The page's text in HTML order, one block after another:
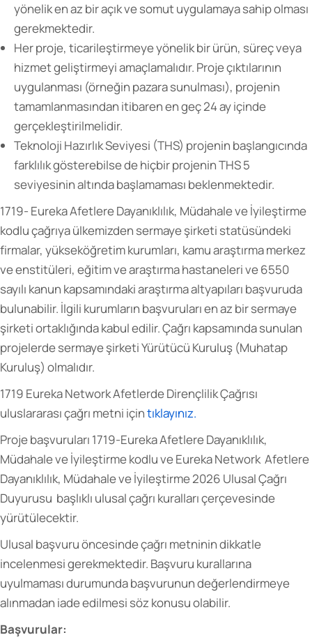
yönelik en az bir açık ve somut uygulamaya sahip olması
gerekmektedir.
Her proje, ticarileştirmeye yönelik bir ürün, süreç veya
hizmet geliştirmeyi amaçlamalıdır. Proje çıktılarının
uygulanması (örneğin pazara sunulması), projenin
tamamlanmasından itibaren en geç 24 ay içinde
gerçekleştirilmelidir.
Teknoloji Hazırlık Seviyesi (THS) projenin başlangıcında
farklılık gösterebilse de hiçbir projenin THS 5
seviyesinin altında başlamaması beklenmektedir.
1719- Eureka Afetlere Dayanıklılık, Müdahale ve İyileştirme
kodlu çağrıya ülkemizden sermaye şirketi statüsündeki
firmalar, yükseköğretim kurumları, kamu araştırma merkez
ve enstitüleri, eğitim ve araştırma hastaneleri ve 6550
sayılı kanun kapsamındaki araştırma altyapıları başvuruda
bulunabilir. İlgili kurumların başvuruları en az bir sermaye
şirketi ortaklığında kabul edilir. Çağrı kapsamında sunulan
projelerde sermaye şirketi Yürütücü Kuruluş (Muhatap
Kuruluş) olmalıdır.
1719 Eureka Network Afetlerde Dirençlilik Çağrısı
uluslararası çağrı metni içintıklayınız.
Proje başvuruları 1719-Eureka Afetlere Dayanıklılık,
Müdahale ve İyileştirme kodlu ve Eureka Network Afetlere
Dayanıklılık, Müdahale ve İyileştirme 2026 Ulusal Çağrı
Duyurusu başlıklı ulusal çağrı kuralları çerçevesinde
yürütülecektir.
Ulusal başvuru öncesinde çağrı metninin dikkatle
incelenmesi gerekmektedir. Başvuru kurallarına
uyulmaması durumunda başvurunun değerlendirmeye
alınmadan iade edilmesi söz konusu olabilir.
Başvurular: